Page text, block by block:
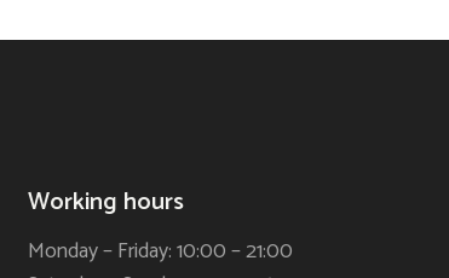
Working hours
Monday – Friday: 10:00 – 21:00